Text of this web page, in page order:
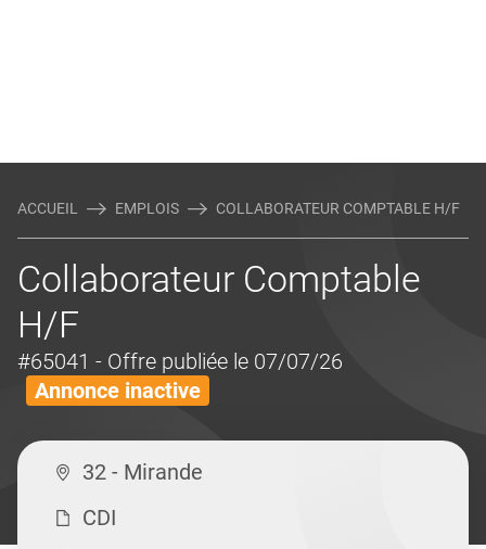
ACCUEIL EMPLOIS COLLABORATEUR COMPTABLE H/F
Collaborateur Comptable
H/F
#65041 - Offre publiée le 07/07/26
Annonce inactive
32 - Mirande
CDI